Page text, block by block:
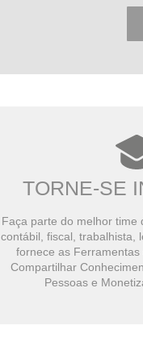
TORNE-SE
Faça parte do melhor time
contábil, fiscal, trabalhista,
fornece as
Compartilhar
Pessoas e